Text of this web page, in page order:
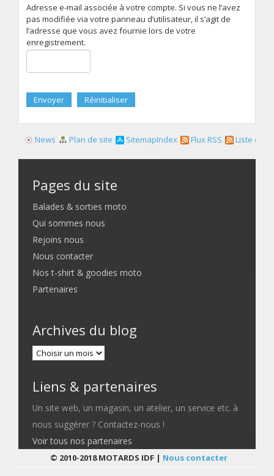
Adresse e-mail associée à votre compte. Si vous ne l’avez
pas modifiée via votre panneau d’utilisateur, il s’agit de
l’adresse que vous avez fournie lors de votre
enregistrement.
News Plan de site SitemapIndex Flux RSS Liste des
Pages du site
Balades & sorties moto
Qui sommes nous
Rejoins nous
Nous contacter
Nos t-shirt & goodies moto
Partenaires
Archives du blog
Liens & partenaires
Un site web, un magasin, un atelier, un service etc. à
nous suggérer ? Contactez-nous !
Voir tous nos partenaires
© 2010-2018 MOTARDS IDF | Nous contacter